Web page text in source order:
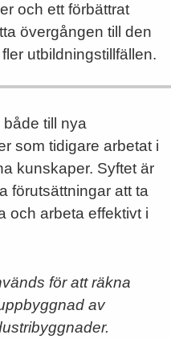
och ett förbättrat
övergången till den
utbildningstillfällen.
till nya
som tidigare arbetat i
kunskaper. Syftet är
förutsättningar att ta
och arbeta effektivt i
för att räkna
av